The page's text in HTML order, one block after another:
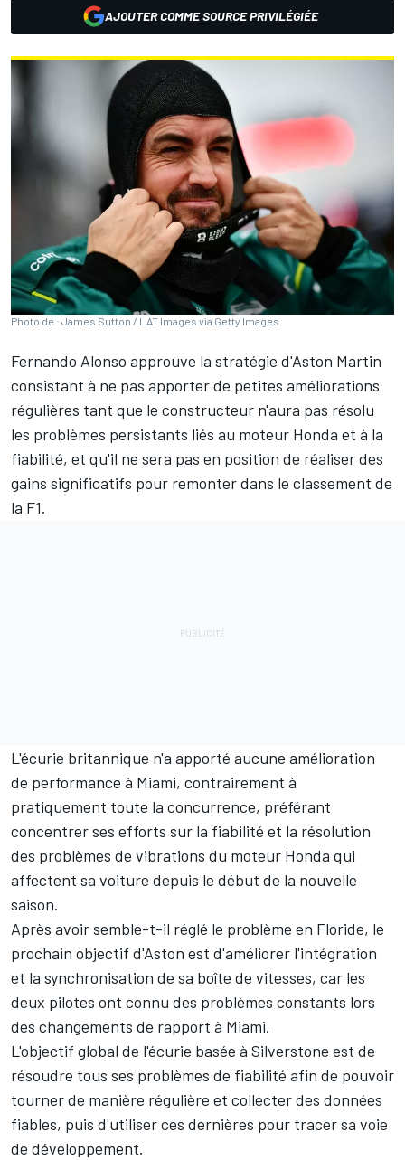
AJOUTER COMME SOURCE PRIVILÉGIÉE
Photo de : James Sutton / LAT Images via Getty Images
Fernando Alonso approuve la stratégie d'Aston Martin
consistant à ne pas apporter de petites améliorations
régulières tant que le constructeur n'aura pas résolu
les problèmes persistants liés au moteur Honda et à la
fiabilité, et qu'il ne sera pas en position de réaliser des
gains significatifs pour remonter dans le classement de
la F1.
L'écurie britannique n'a apporté aucune amélioration
de performance à Miami, contrairement à
pratiquement toute la concurrence, préférant
concentrer ses efforts sur la fiabilité et la résolution
des problèmes de vibrations du moteur Honda qui
affectent sa voiture depuis le début de la nouvelle
saison.
Après avoir semble-t-il réglé le problème en Floride, le
prochain objectif d'Aston est d'améliorer l'intégration
et la synchronisation de sa boîte de vitesses, car les
deux pilotes ont connu des problèmes constants lors
des changements de rapport à Miami.
L'objectif global de l'écurie basée à Silverstone est de
résoudre tous ses problèmes de fiabilité afin de pouvoir
tourner de manière régulière et collecter des données
fiables, puis d'utiliser ces dernières pour tracer sa voie
de développement.